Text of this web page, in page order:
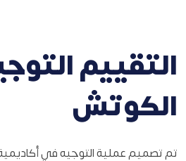
التقييم
الكوتش
تم تصميم عملية التوجيه في أكاديمية